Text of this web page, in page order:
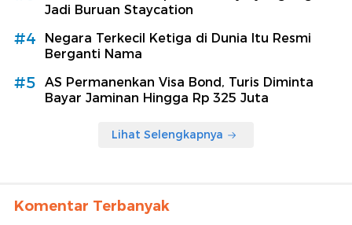
Jadi Buruan Staycation
#4
Negara Terkecil Ketiga di Dunia Itu Resmi
Berganti Nama
#5
AS Permanenkan Visa Bond, Turis Diminta
Bayar Jaminan Hingga Rp 325 Juta
Lihat Selengkapnya
Komentar Terbanyak